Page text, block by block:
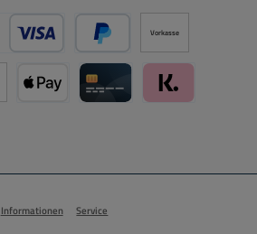
Kredit- oder Debitkarte über PayPal
Später Bezahlen über PayPal
Vorkasse
Informationen Service